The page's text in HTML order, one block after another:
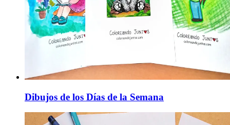
Dibujos de los Días de la Semana